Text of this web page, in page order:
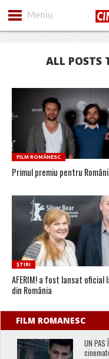
Meniu
ALL POSTS
FILM ROMÂNESC
Primul premiu pentru
ȘTIRI
AFERIM! a fost lansat oficial
din România
FILM ROMANESC
UN